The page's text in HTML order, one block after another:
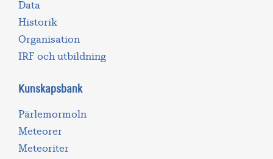
Data
Historik
Organisation
IRF och utbildning
Kunskapsbank
Pärlemormoln
Meteorer
Meteoriter